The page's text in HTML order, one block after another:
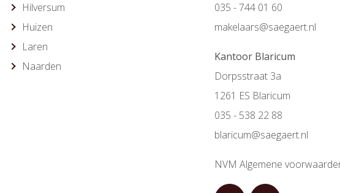
Hilversum
Huizen
Laren
Naarden
035 - 744 01 60
makelaars@saegaert.nl
Kantoor Blaricum
Dorpsstraat 3a
1261 ES Blaricum
035 - 538 22 88
blaricum@saegaert.nl
NVM Algemene